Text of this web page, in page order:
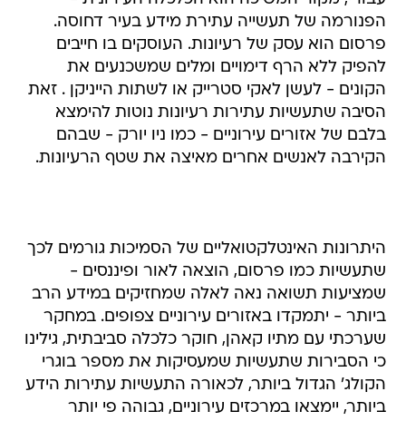
הפנורמה של תעשייה עתירת מידע בעיר דחוסה.
פרסום הוא עסק של רעיונות. העוסקים בו חייבים
להפיק ללא הרף דימויים ומלים שמשכנעים את
הקונים - לעשן לאקי סטרייק או לשתות הייניקן . זאת
הסיבה שתעשיות עתירות רעיונות נוטות להימצא
בלבם של אזורים עירוניים - כמו ניו יורק - שבהם
הקירבה לאנשים אחרים מאיצה את שטף הרעיונות.
היתרונות האינטלקטואליים של הסמיכות גורמים לכך
שתעשיות כמו פרסום, הוצאה לאור ופיננסים -
שמציעות תשואה נאה לאלה שמחזיקים במידע הרב
ביותר - יתמקדו באזורים עירוניים צפופים. במחקר
שערכתי עם מתיו קאהן, חוקר כלכלה סביבתית, גילינו
כי הסבירות שתעשיות שמעסיקות את מספר בוגרי
הקולג' הגדול ביותר, לכאורה התעשיות עתירות הידע
ביותר, יימצאו במרכזים עירוניים, גבוהה פי יותר